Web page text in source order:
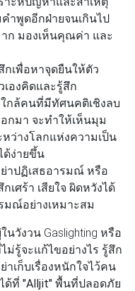
ำพูดอีกฝ่ายจนเกินไป
ก มองเห็นคุณค่า และ
เพื่อหาจุดยืนให้ตัว
เองคิดและรู้สึก
ใกล้คนที่มีทัศนคติเชิงลบ
กมา จะทำให้เห็นมุม
ว่างโลกแห่งความเป็น
ด้ง่ายขึ้น
าปฏิเสธอารมณ์ หรือ
เศร้า เสียใจ ผิดหวังได้
มณ์อย่างเหมาะสม
งวน Gaslighting หรือ
รู้จะแก้ไขอย่างไร รู้สึก
เก็บเรื่องหนักใจไว้คน
ด้ที่ "Alljit" พื้นที่ปลอดภัย